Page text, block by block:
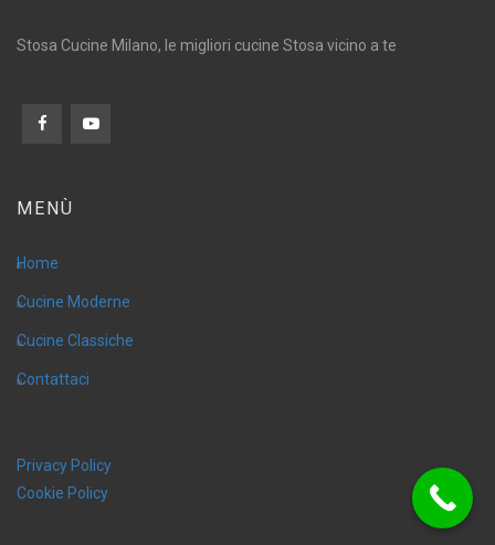
Stosa Cucine Milano, le migliori cucine Stosa vicino a te
MENÙ
Home
Cucine Moderne
Cucine Classiche
Contattaci
Privacy Policy
Cookie Policy